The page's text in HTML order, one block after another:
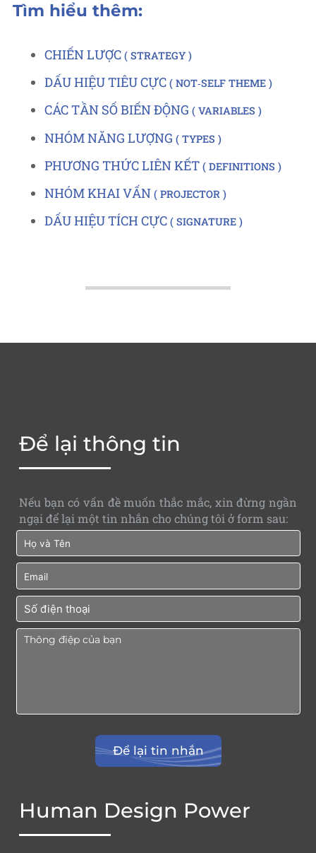
Tìm hiểu thêm:
CHIẾN LƯỢC STRATEGY
DẤU HIỆU TIÊU CỰC NOT‑SELF THEME
CÁC TẦN SỐ BIẾN ĐỘNG VARIABLES
NHÓM NĂNG LƯỢNG TYPES
PHƯƠNG THỨC LIÊN KẾT DEFINITIONS
NHÓM KHAI VẤN PROJECTOR
DẤU HIỆU TÍCH CỰC SIGNATURE
Human Design Power
Để lại thông tin
Nếu bạn có vấn đề muốn thắc mắc, xin đừng ngần
ngại để lại một tin nhắn cho chúng tôi ở form sau: